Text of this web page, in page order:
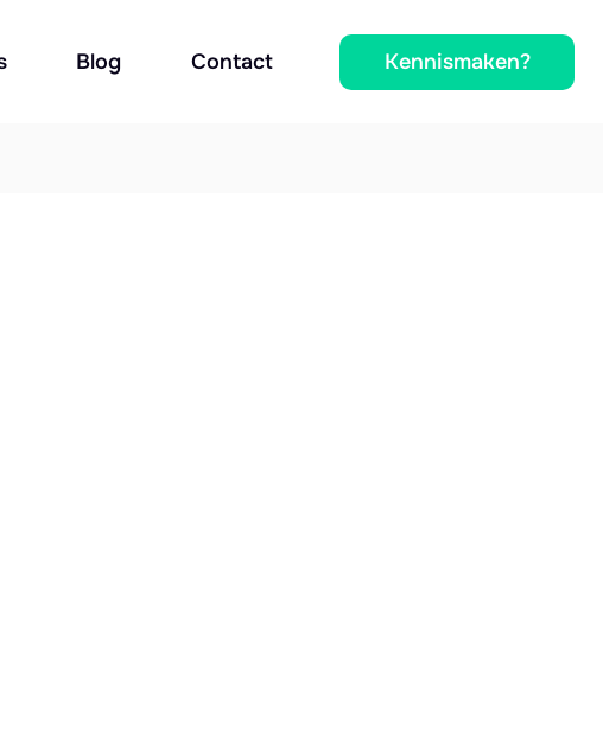
Blog Contact Kennismaken?